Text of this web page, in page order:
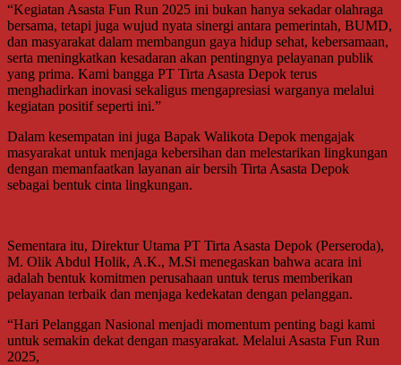
“Kegiatan Asasta Fun Run 2025 ini bukan hanya sekadar olahraga
bersama, tetapi juga wujud nyata sinergi antara pemerintah, BUMD,
dan masyarakat dalam membangun gaya hidup sehat, kebersamaan,
serta meningkatkan kesadaran akan pentingnya pelayanan publik
yang prima. Kami bangga PT Tirta Asasta Depok terus
menghadirkan inovasi sekaligus mengapresiasi warganya melalui
kegiatan positif seperti ini.”
Dalam kesempatan ini juga Bapak Walikota Depok mengajak
masyarakat untuk menjaga kebersihan dan melestarikan lingkungan
dengan memanfaatkan layanan air bersih Tirta Asasta Depok
sebagai bentuk cinta lingkungan.
Sementara itu, Direktur Utama PT Tirta Asasta Depok (Perseroda),
M. Olik Abdul Holik, A.K., M.Si menegaskan bahwa acara ini
adalah bentuk komitmen perusahaan untuk terus memberikan
pelayanan terbaik dan menjaga kedekatan dengan pelanggan.
“Hari Pelanggan Nasional menjadi momentum penting bagi kami
untuk semakin dekat dengan masyarakat. Melalui Asasta Fun Run
2025,